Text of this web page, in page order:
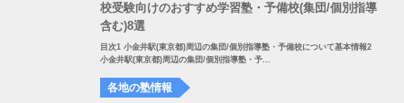
校受験向けのおすすめ学習塾・予備校(集団/個別指導
含む)8選
目次1 小金井駅(東京都)周辺の集団/個別指導塾・予備校について基本情報2
小金井駅(東京都)周辺の集団/個別指導塾・予...
各地の塾情報